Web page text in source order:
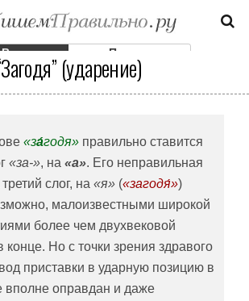
Полная
(ударение)
«за́годя» правильно ставится
«за-», на «а». Его неправильная
слог, на «я» («загодя́»)
малоизвестными широкой
более чем двухвековой
конце. Но с точки зрения здравого
приставки в ударную позицию в
вполне оправдан и даже